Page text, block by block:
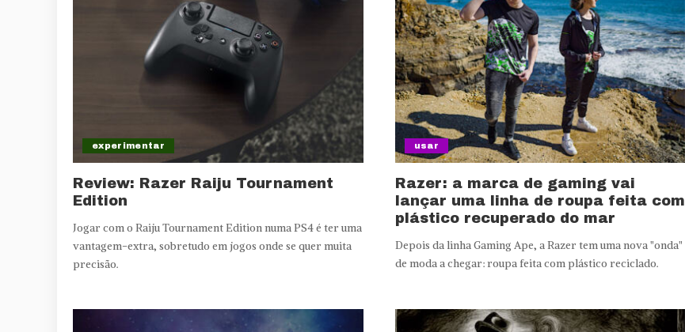
experimentar
Review: Razer Raiju Tournament
Edition
Jogar com o Raiju Tournament Edition numa PS4 é ter uma
vantagem-extra, sobretudo em jogos onde se quer muita
precisão.
usar
Razer: a marca de gaming vai
lançar uma linha de roupa feita com
plástico recuperado do mar
Depois da linha Gaming Ape, a Razer tem uma nova "onda"
de moda a chegar: roupa feita com plástico reciclado.